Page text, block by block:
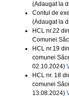
(Adaugat la
Contul de
(Adaugat la
HCL nr.22
Comunei
HCL nr.19
comunei
02.10.2024)
HCL nr. 18
comunei
13.08.2024)